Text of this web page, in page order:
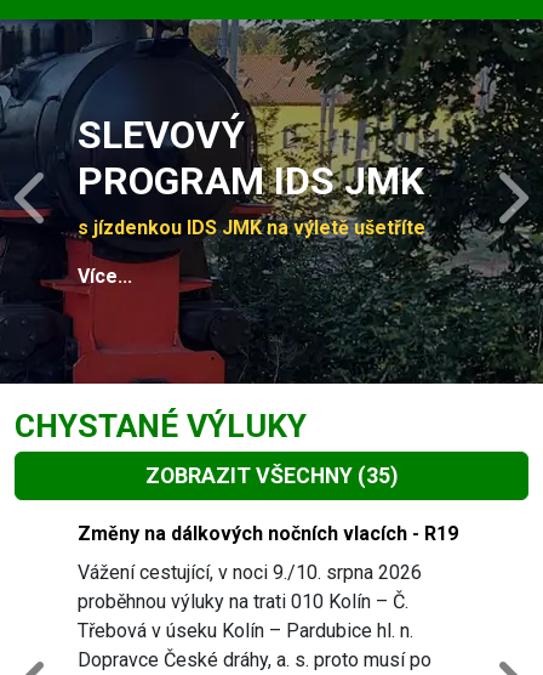
Slide 1 of 4
SLEVOVÝ
PROGRAM IDS JMK
s jízdenkou IDS JMK na výletě ušetříte
Více...
Previous
CHYSTANÉ VÝLUKY
ZOBRAZIT VŠECHNY (35)
Slide 1 of 35
Změny na dálkových nočních vlacích - R19
Vážení cestující, v noci 9./10. srpna 2026
proběhnou výluky na trati 010 Kolín – Č.
Třebová v úseku Kolín – Pardubice hl. n.
Dopravce České dráhy, a. s. proto musí po